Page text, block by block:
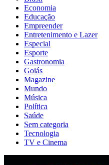
Economia
Educação
Empreender
Entretenimento e Lazer
Especial
Esporte
Gastronomia
Goiás
Magazine
Mundo
Música
Política
Saúde
Sem categoria
Tecnologia
TV e Cinema